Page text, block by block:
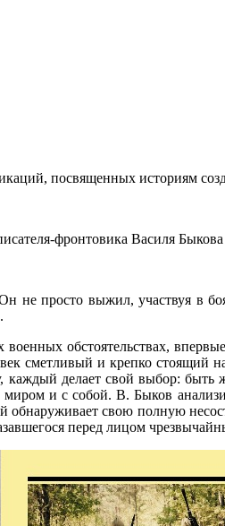
посвященных историям
фронтовика Василя
не просто выжил, участвуя в
обстоятельствах,
сметливый и крепко стоящий
каждый делает свой выбор:
и с собой. В. Быков
свою полную
перед лицом